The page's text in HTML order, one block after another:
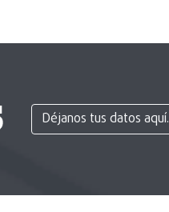
Déjanos tus datos aquí.